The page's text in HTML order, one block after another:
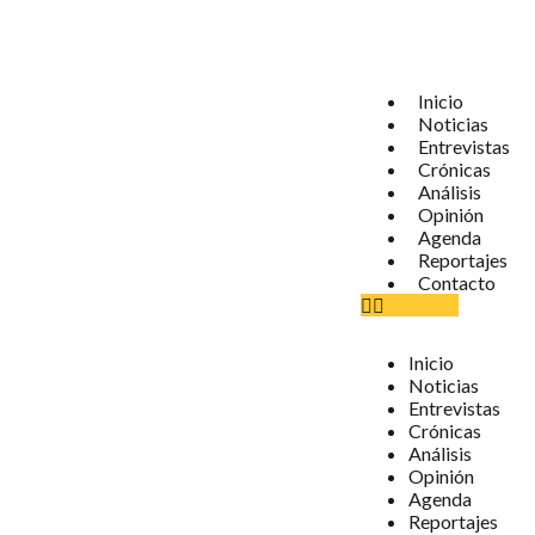
Inicio
Noticias
Entrevistas
Crónicas
Análisis
Opinión
Agenda
Reportajes
Contacto
Inicio
Noticias
Entrevistas
Crónicas
Análisis
Opinión
Agenda
Reportajes